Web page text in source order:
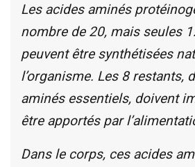
Les acides aminés
nombre de 20, mais seules
peuvent être synthétisées
l’organisme. Les 8 restants,
aminés essentiels, doivent
être apportés par
Dans le corps, ces acides